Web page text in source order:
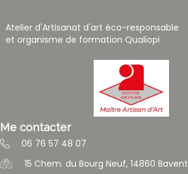
Atelier d'Artisanat d'art éco-responsable
et organisme de formation Qualiopi
Me contacter
06 76 57 48 07
15 Chem. du Bourg Neuf, 14860 Bavent